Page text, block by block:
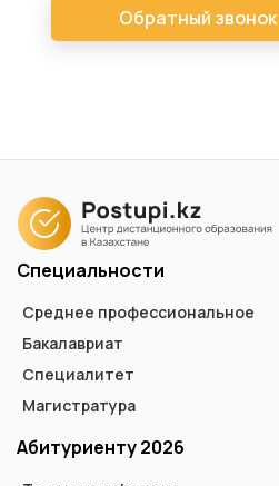
Обратный звонок
Специальности
Среднее профессиональное
Бакалавриат
Специалитет
Магистратура
Абитуриенту 2026